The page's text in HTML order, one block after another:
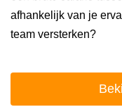
afhankelijk van je
team versterken?